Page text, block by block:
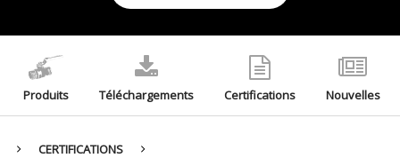
Produits Téléchargements Certifications Nouvelles
CERTIFICATIONS